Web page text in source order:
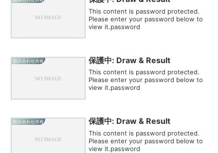
This content is password protected.
Please enter your password below to
view it.password
組み合わせ共有 保護中: Draw & Result
This content is password protected.
Please enter your password below to
view it.password
組み合わせ共有 保護中: Draw & Result
This content is password protected.
Please enter your password below to
view it.password